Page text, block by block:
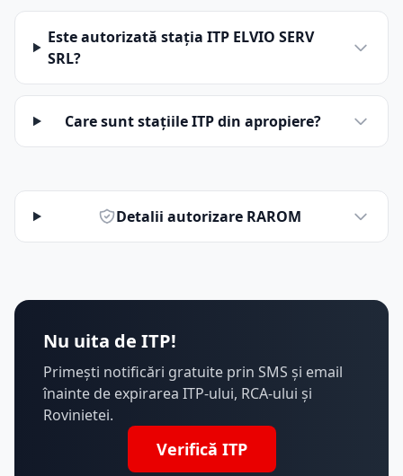
Este autorizată stația ITP ELVIO SERV
SRL?
Care sunt stațiile ITP din apropiere?
Detalii autorizare RAROM
Nu uita de ITP!
Primești notificări gratuite prin SMS și email
înainte de expirarea ITP-ului, RCA-ului și
Rovinietei.
Verifică ITP